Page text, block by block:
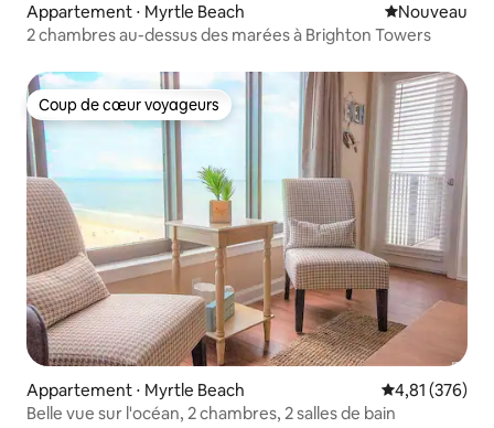
Appartement ⋅ Myrtle Beach Nouvel
Nouveau
2 chambres au-dessus des marées à Brighton Towers
Coup de cœur voyageurs
Coup de cœur voyageurs
Appartement ⋅ Myrtle Beach Évaluation
4,81 (376)
Belle vue sur l'océan, 2 chambres, 2 salles de bain